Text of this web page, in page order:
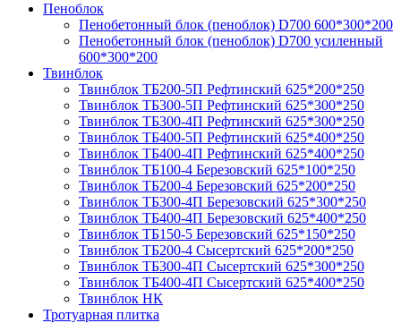
Пеноблок
Пенобетонный блок (пеноблок) D700 600*300*200
Пенобетонный блок (пеноблок) D700 усиленный
600*300*200
Твинблок
Твинблок ТБ200-5П Рефтинский 625*200*250
Твинблок ТБ300-5П Рефтинский 625*300*250
Твинблок ТБ300-4П Рефтинский 625*300*250
Твинблок ТБ400-5П Рефтинский 625*400*250
Твинблок ТБ400-4П Рефтинский 625*400*250
Твинблок ТБ100-4 Березовский 625*100*250
Твинблок ТБ200-4 Березовский 625*200*250
Твинблок ТБ300-4П Березовский 625*300*250
Твинблок ТБ400-4П Березовский 625*400*250
Твинблок ТБ150-5 Березовский 625*150*250
Твинблок ТБ200-4 Сысертский 625*200*250
Твинблок ТБ300-4П Сысертский 625*300*250
Твинблок ТБ400-4П Сысертский 625*400*250
Твинблок НК
Тротуарная плитка